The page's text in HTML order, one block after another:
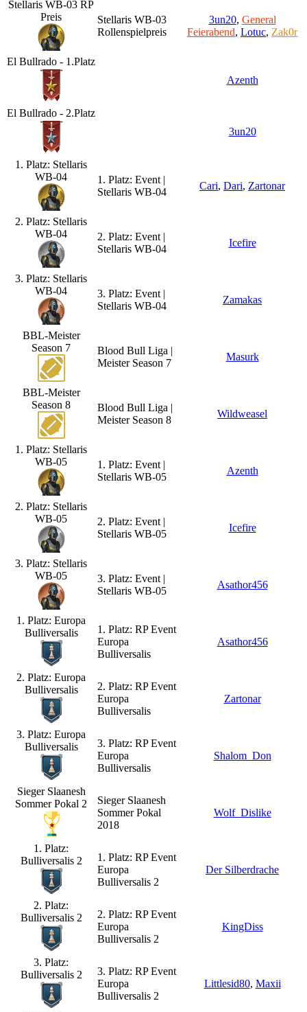
Stellaris WB-03 RP
Preis
Stellaris WB-03
Rollenspielpreis
3un20, General
Feierabend, Lotuc, Zak0r
El Bullrado - 1.Platz
Azenth
El Bullrado - 2.Platz
3un20
1. Platz: Stellaris
WB-04
1. Platz: Event |
Stellaris WB-04
Cari, Dari, Zartonar
2. Platz: Stellaris
WB-04
2. Platz: Event |
Stellaris WB-04
Icefire
3. Platz: Stellaris
WB-04
3. Platz: Event |
Stellaris WB-04
Zamakas
BBL-Meister
Season 7
Blood Bull Liga |
Meister Season 7
Masurk
BBL-Meister
Season 8
Blood Bull Liga |
Meister Season 8
Wildweasel
1. Platz: Stellaris
WB-05
1. Platz: Event |
Stellaris WB-05
Azenth
2. Platz: Stellaris
WB-05
2. Platz: Event |
Stellaris WB-05
Icefire
3. Platz: Stellaris
WB-05
3. Platz: Event |
Stellaris WB-05
Asathor456
1. Platz: Europa
Bulliversalis
1. Platz: RP Event
Europa
Bulliversalis
Asathor456
2. Platz: Europa
Bulliversalis
2. Platz: RP Event
Europa
Bulliversalis
Zartonar
3. Platz: Europa
Bulliversalis
3. Platz: RP Event
Europa
Bulliversalis
Shalom_Don
Sieger Slaanesh
Sommer Pokal 2
Sieger Slaanesh
Sommer Pokal
2018
Wolf_Dislike
1. Platz:
Bulliversalis 2
1. Platz: RP Event
Europa
Bulliversalis 2
Der Silberdrache
2. Platz:
Bulliversalis 2
2. Platz: RP Event
Europa
Bulliversalis 2
KingDiss
3. Platz:
Bulliversalis 2
3. Platz: RP Event
Europa
Bulliversalis 2
Littlesid80, Maxii